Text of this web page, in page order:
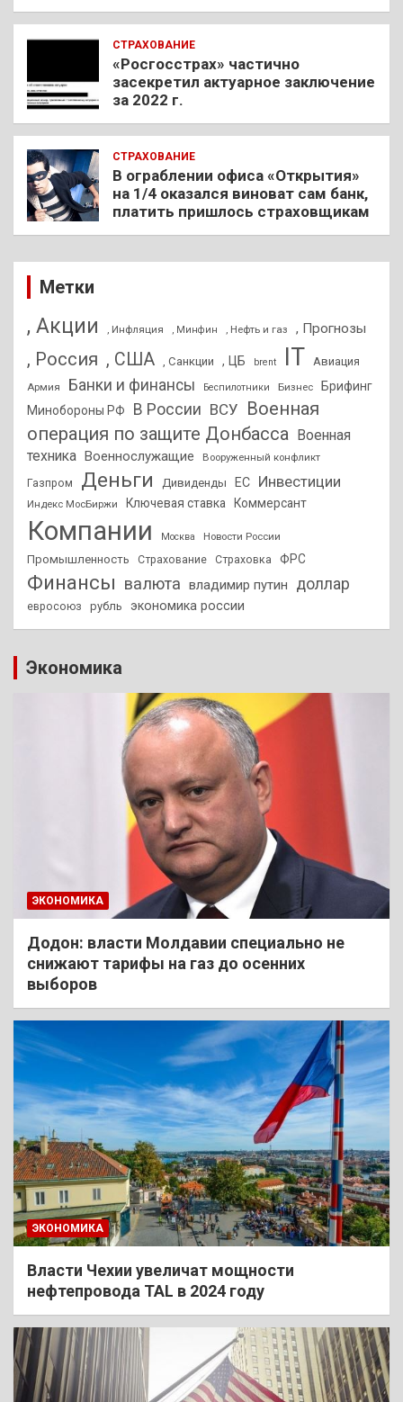
СТРАХОВАНИЕ
«Росгосстрах» частично
засекретил актуарное заключение
за 2022 г.
СТРАХОВАНИЕ
В ограблении офиса «Открытия»
на 1/4 оказался виноват сам банк,
платить пришлось страховщикам
Метки
, Акции , Инфляция , Минфин , Нефть и газ , Прогнозы
, Россия , США , Санкции , ЦБ brent IT Авиация
Армия Банки и финансы Беспилотники Бизнес
Брифинг
Минобороны РФ
В России ВСУ Военная
операция по защите Донбасса
Военная
техника
Военнослужащие Вооруженный конфликт
Газпром Деньги Дивиденды ЕС Инвестиции
Индекс МосБиржи Ключевая ставка Коммерсант
Компании Москва Новости России
Промышленность Страхование Страховка ФРС
Финансы валюта владимир путин доллар
евросоюз рубль экономика россии
Экономика
ЭКОНОМИКА
Додон: власти Молдавии специально не
снижают тарифы на газ до осенних
выборов
ЭКОНОМИКА
Власти Чехии увеличат мощности
нефтепровода TAL в 2024 году